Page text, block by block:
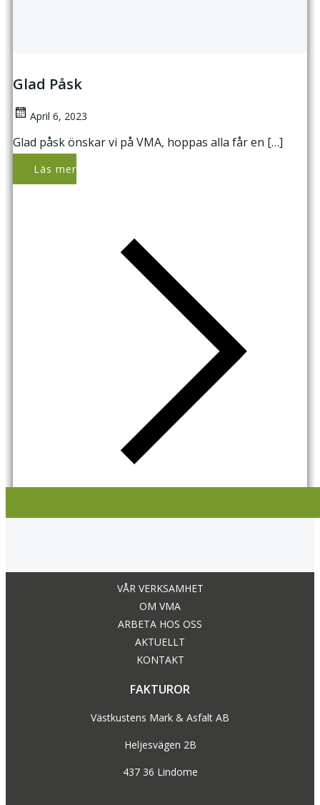
Glad Påsk
April 6, 2023
Glad påsk önskar vi på VMA, hoppas alla får en […]
Läs mer
VÅR VERKSAMHET
OM VMA
ARBETA HOS OSS
AKTUELLT
KONTAKT
FAKTUROR
Västkustens Mark & Asfalt AB
Heljesvägen 2B
437 36 Lindome